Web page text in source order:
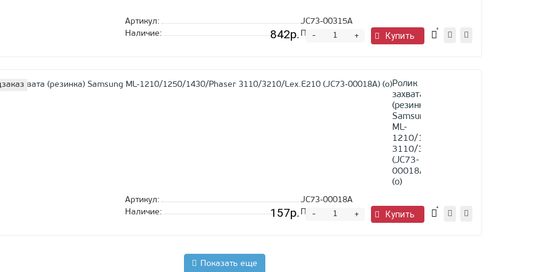
Артикул:
JC73-00315A
Наличие:
Предзаказ
842р. +
- Купить
Ролик
захвата
(резинка)
Samsung
ML-
1210/1250/1430/Phaser
3110/3210/Lex.E210
(JC73-
00018A)
(o)
Артикул:
JC73-00018A
Наличие:
Предзаказ
157р. +
- Купить
Показать еще